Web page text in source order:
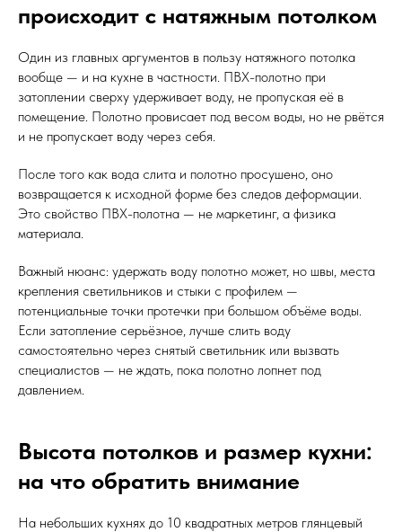
происходит с натяжным потолком
Один из главных аргументов в пользу натяжного потолка
вообще — и на кухне в частности. ПВХ-полотно при
затоплении сверху удерживает воду, не пропуская её в
помещение. Полотно провисает под весом воды, но не рвётся
и не пропускает воду через себя.
После того как вода слита и полотно просушено, оно
возвращается к исходной форме без следов деформации.
Это свойство ПВХ-полотна — не маркетинг, а физика
материала.
Важный нюанс: удержать воду полотно может, но швы, места
крепления светильников и стыки с профилем —
потенциальные точки протечки при большом объёме воды.
Если затопление серьёзное, лучше слить воду
самостоятельно через снятый светильник или вызвать
специалистов — не ждать, пока полотно лопнет под
давлением.
Высота потолков и размер кухни:
на что обратить внимание
На небольших кухнях до 10 квадратных метров глянцевый